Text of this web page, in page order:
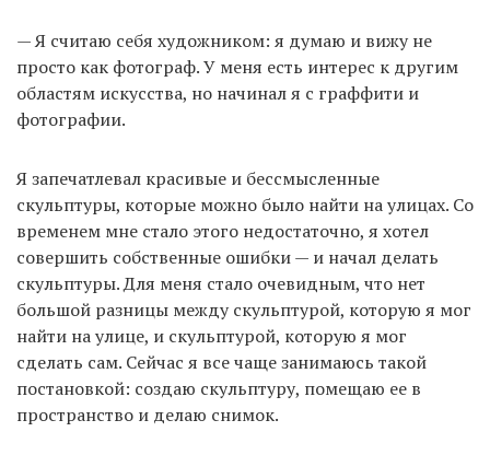
— Я считаю себя художником: я думаю и вижу не
просто как фотограф. У меня есть интерес к другим
областям искусства, но начинал я с граффити и
фотографии.
Я запечатлевал красивые и бессмысленные
скульптуры, которые можно было найти на улицах. Со
временем мне стало этого недостаточно, я хотел
совершить собственные ошибки — и начал делать
скульптуры. Для меня стало очевидным, что нет
большой разницы между скульптурой, которую я мог
найти на улице, и скульптурой, которую я мог
сделать сам. Сейчас я все чаще занимаюсь такой
постановкой: создаю скульптуру, помещаю ее в
пространство и делаю снимок.